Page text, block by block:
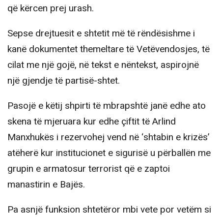
që kërcen prej urash.
Sepse drejtuesit e shtetit më të rëndësishme i
kanë dokumentet themeltare të Vetëvendosjes, të
cilat me një gojë, në tekst e nëntekst, aspirojnë
një gjendje të partisë-shtet.
Pasojë e këtij shpirti të mbrapshtë janë edhe ato
skena të mjeruara kur edhe çiftit të Arlind
Manxhukës i rezervohej vend në ‘shtabin e krizës’
atëherë kur institucionet e sigurisë u përballën me
grupin e armatosur terrorist që e zaptoi
manastirin e Bajës.
Pa asnjë funksion shtetëror mbi vete por vetëm si